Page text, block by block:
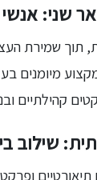
שני:
תוך שמירת
מיומנים
קהילתיים
שילוב